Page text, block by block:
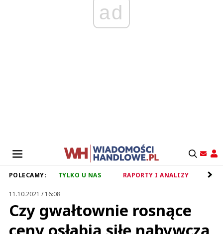
ad
POLECAMY: TYLKO U NAS RAPORTY I ANALIZY
11.10.2021 / 16:08
Czy gwałtownie rosnące